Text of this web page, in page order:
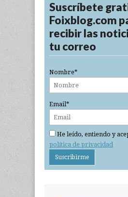
Suscríbete
Foixblog.com
recibir las
tu correo
Nombre*
Email*
He leído, entiendo y
política de privacidad